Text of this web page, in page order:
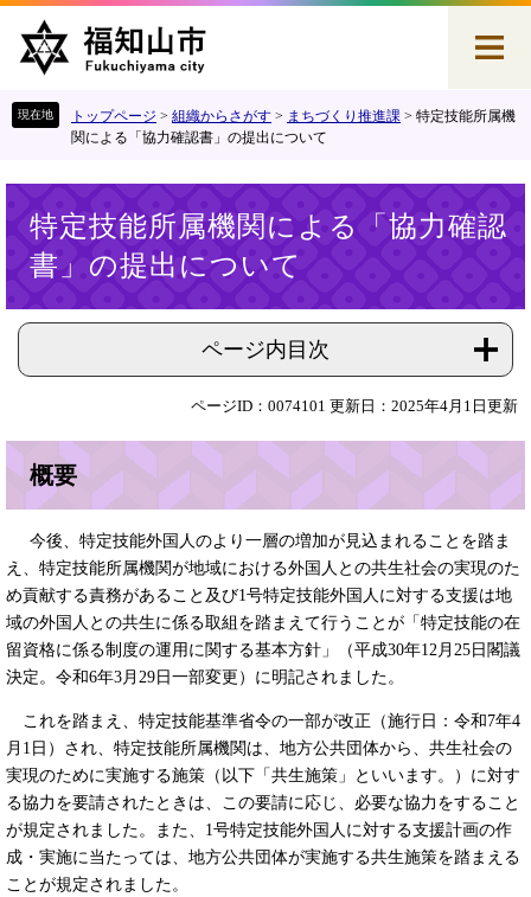
す
し
トップページ > 組織からさがす > まちづくり推進課 > 特定技能所属機
関による「協力確認書」の提出について
特定技能所属機関による「協力確認
書」の提出について
ページ内目次
ページID：0074101 更新日：2025年4月1日更新
概要​​
今後、特定技能外国人のより一層の増加が見込まれることを踏ま
え、特定技能所属機関が地域における外国人との共生社会の実現のた
め貢献する責務があること及び1号特定技能外国人に対する支援は地
域の外国人との共生に係る取組を踏まえて行うことが「特定技能の在
留資格に係る制度の運用に関する基本方針」（平成30年12月25日閣議
決定。令和6年3月29日一部変更）に明記されました。
これを踏まえ、特定技能基準省令の一部が改正（施行日：令和7年4
月1日）され、特定技能所属機関は、地方公共団体から、共生社会の
実現のために実施する施策（以下「共生施策」といいます。）に対す
る協力を要請されたときは、この要請に応じ、必要な協力をすること
が規定されました。また、1号特定技能外国人に対する支援計画の作
成・実施に当たっては、地方公共団体が実施する共生施策を踏まえる
ことが規定されました。